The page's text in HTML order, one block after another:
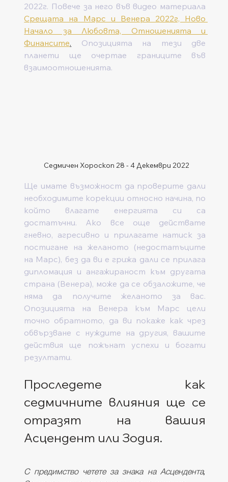
Срещата на Марс и Венера 2022г, Ново
Начало за Любовта, Отношенията и
Финансите.
Опозицията на тези две
планети ще очертае границите във
взаимоотношенията.
Седмичен Хороскоп 28 - 4 Декември 2022
Ще имате възможност да проверите дали
необходимите корекции относно начина, по
който влагате енергията си са
достатъчни. Ако все още действате
гневно, агресивно и прилагате натиск за
постигане на желаното (недостатъците
на Марс), без да ви е грижа дали се прилага
дипломация и ангажираност към другата
страна (Венера), може да се обзаложите, че
няма да получите желаното за вас.
Опозицията на Венера към Марс цели
точно обратното, да ви покаже как чрез
обвързване с нуждите на другия, вашите
действия ще пожънат успехи и богати
резултати.
Проследете как
седмичните влияния ще се
отразят на вашия
Асцендент или Зодия.
С предимство четете за знака на Асцендента,